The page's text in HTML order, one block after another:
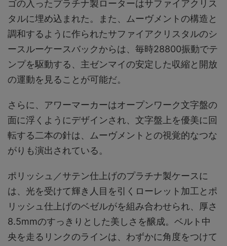
ゴの入ったプラチナ製ローターはサファイアクリス
タルに埋め込まれた。また、ムーヴメントの構造と
調和するように作られたサファイアクリスタルのシ
ースルーケースバックからは、毎時28800振動でテ
ンプを駆動する、主ゼンマイの安定した収縮と開放
の運動を見ることが可能だ。
さらに、アワーマーカーはオープンワーク文字盤の
面に浮くようにデザインされ、文字盤上を優美に回
転する二本の針は、ムーヴメントとの視覚的なつな
がりも演出されている。
ポリッシュ／サテン仕上げのプラチナ製ケースに
は、光を受けて輝き人目を引くローレット加工とポ
リッシュ仕上げのベゼルがを組み合わせられ、厚さ
8.5mmのすっきりとした美しさを醸成。ベルト中
央を走るリンクのラインは、わずかに角度をつけて